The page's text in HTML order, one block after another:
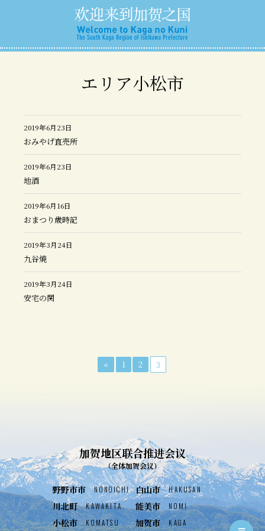
エリア小松市
2019年6月23日
おみやげ直売所
2019年6月23日
地酒
2019年6月16日
おまつり歳時記
2019年3月24日
九谷焼
2019年3月24日
安宅の関
« 1 2 3
加贺地区联合推进会议
（全体加贺会议）
野野市市 NONOICHI 白山市 HAKUSAN
川北町 KAWAKITA 能美市 NOMI
小松市 KOMATSU 加贺市 KAGA